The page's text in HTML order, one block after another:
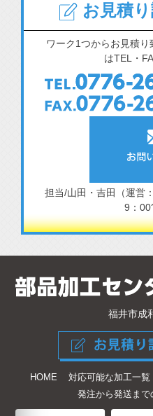
お見積
ワーク1つからお見積
はTEL・
担当/山田・吉田（運営
9：
福井市成
HOME 対応可能な加工一覧
発注から発送まで